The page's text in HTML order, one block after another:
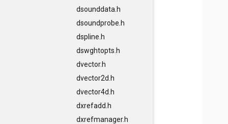
dsounddata.h
dsoundprobe.h
dspline.h
dswghtopts.h
dvector.h
dvector2d.h
dvector4d.h
dxrefadd.h
dxrefmanager.h